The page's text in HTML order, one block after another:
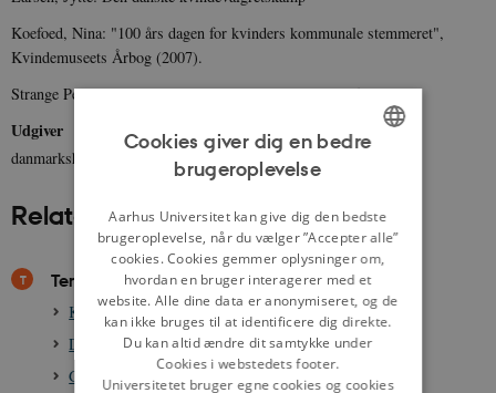
Koefoed, Nina: "100 års dagen for kvinders kommunale stemmeret",
Kvindemuseets Årbog (2007).
Strange Petersen, Ellen: Kvinderne og valgretten (1965).
Udgiver
danmarkshistorien.dk
Relateret indhold
Temaer
Kampen for kvinders valgret, 1871-1915
Det danske demokrati, efter 1849
Grundlovskampen, demokrati og stemmeret, 1848-1849
DANISH
Cookies giver dig en bedre
brugeroplevelse
Aarhus Universitet kan give dig den bedste
brugeroplevelse, når du vælger ”Accepter alle”
cookies. Cookies gemmer oplysninger om,
hvordan en bruger interagerer med et
website. Alle dine data er anonymiseret, og de
kan ikke bruges til at identificere dig direkte.
Du kan altid ændre dit samtykke under
Cookies i webstedets footer.
Universitetet bruger egne cookies og cookies